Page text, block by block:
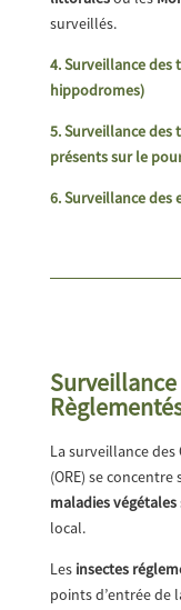
surveillés.
4. Surveillance des
hippodromes)
5. Surveillance des
présents sur le
6. Surveillance des
Surveillance
La surveillance
(ORE) se
maladies végétales
local.
Les insectes
points d’entrée de